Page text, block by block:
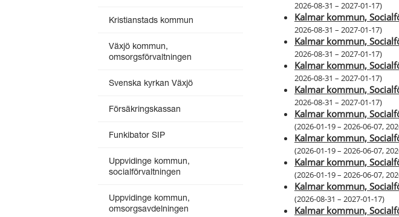
Kristianstads kommun
Växjö kommun,
omsorgsförvaltningen
Svenska kyrkan Växjö
Försäkringskassan
Funkibator SIP
Uppvidinge kommun,
socialförvaltningen
Uppvidinge kommun,
omsorgsavdelningen
2026-08-31 – 2027-01-17)
Kalmar kommun,
2026-08-31 – 2027-01-17)
Kalmar kommun,
2026-08-31 – 2027-01-17)
Kalmar kommun,
2026-08-31 – 2027-01-17)
Kalmar kommun,
2026-08-31 – 2027-01-17)
Kalmar kommun,
(2026-01-19 – 2026-06-07,
Kalmar kommun,
(2026-01-19 – 2026-06-07,
Kalmar kommun,
(2026-01-19 – 2026-06-07,
Kalmar kommun,
(2026-08-31 – 2027-01-17)
Kalmar kommun,